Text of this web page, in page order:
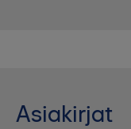
Asiakirjat